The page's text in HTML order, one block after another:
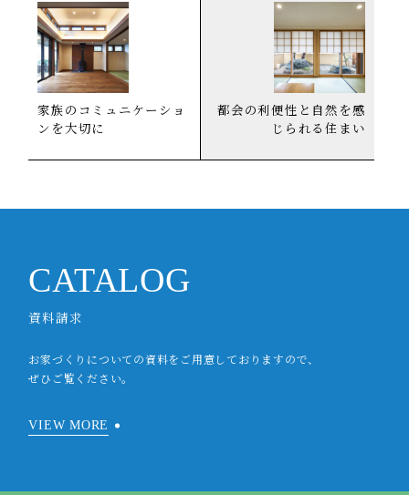
家族のコミュニケーショ
ンを大切に
都会の利便性と自然を感
じられる住まい
CATALOG
資料請求
お家づくりについての資料をご用意しておりますので、
ぜひご覧ください。
VIEW MORE